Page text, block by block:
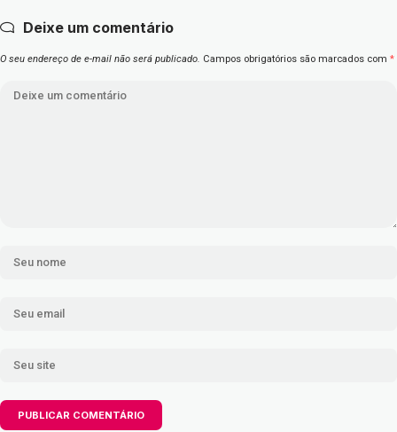
Deixe um comentário
O seu endereço de e-mail não será publicado. Campos obrigatórios são marcados com *